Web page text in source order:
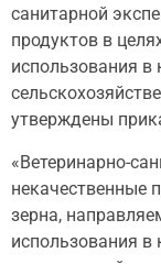
санитарной
продуктов в
использования в
утверждены
«Ветеринарно-
некачественные
зерна,
использования в